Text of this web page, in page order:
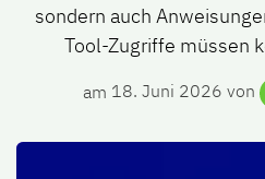
sondern auch
Tool-Zugriffe müssen
am 18. Juni 2026 von